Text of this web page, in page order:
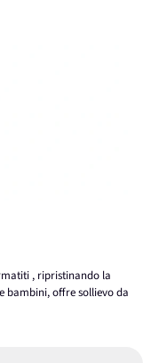
, ripristinando la
bambini, offre sollievo da